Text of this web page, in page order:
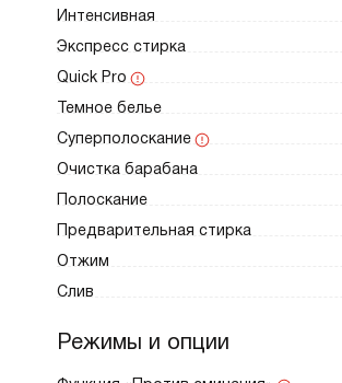
Интенсивная
Экспресс стирка
Quick Pro
Темное белье
Суперполоскание
Очистка барабана
Полоскание
Предварительная стирка
Отжим
Слив
Режимы и опции